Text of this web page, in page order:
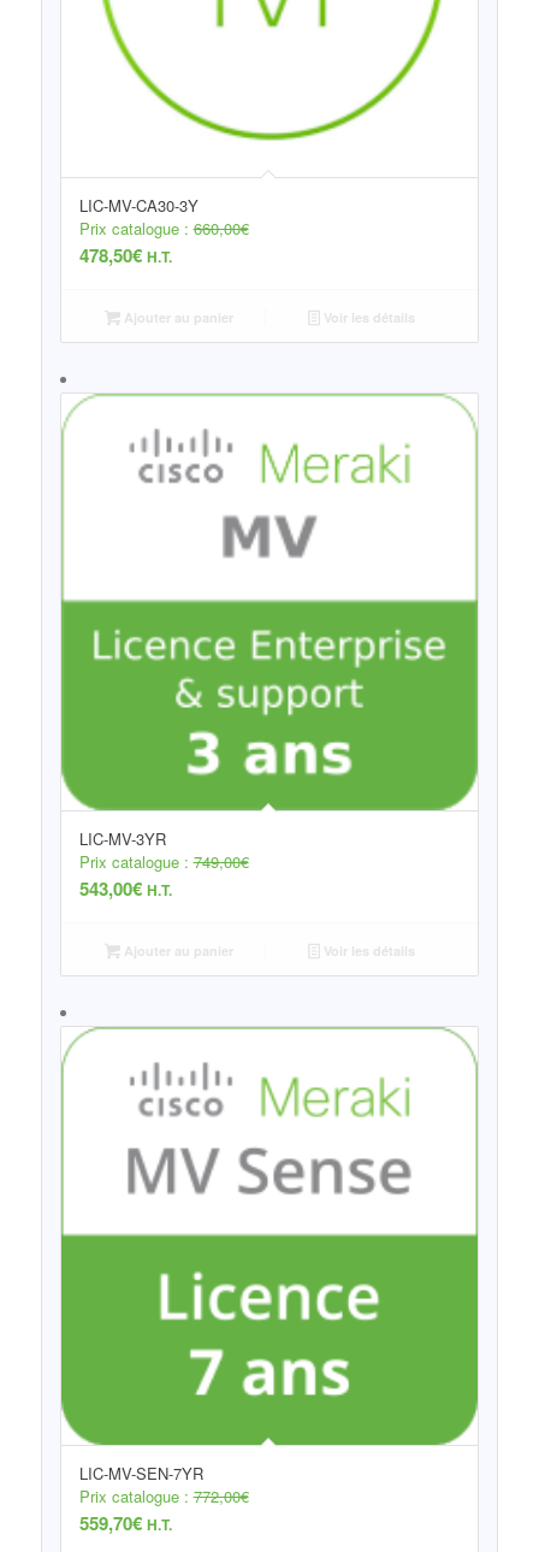
LIC-MV-CA30-3Y
Prix catalogue :660,00€
478,50€ H.T.
Ajouter au panier Voir les détails
LIC-MV-3YR
Prix catalogue :749,00€
543,00€ H.T.
Ajouter au panier Voir les détails
LIC-MV-SEN-7YR
Prix catalogue :772,00€
559,70€ H.T.